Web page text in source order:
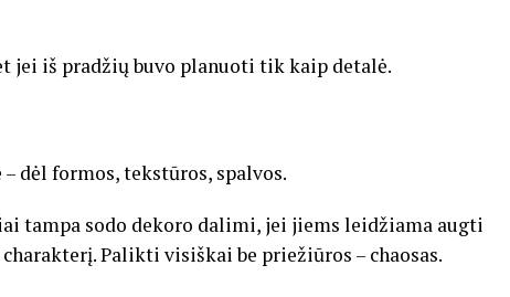
jei iš pradžių buvo planuoti tik kaip detalė.
dėl formos, tekstūros, spalvos.
tampa sodo dekoro dalimi, jei jiems leidžiama augti
Palikti visiškai be priežiūros – chaosas.